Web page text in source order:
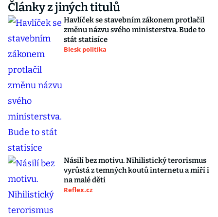
Články z jiných titulů
Havlíček se stavebním zákonem protlačil
změnu názvu svého ministerstva. Bude to
stát statisíce
Blesk politika
Násilí bez motivu. Nihilistický terorismus
vyrůstá z temných koutů internetu a míří i
na malé děti
Reflex.cz